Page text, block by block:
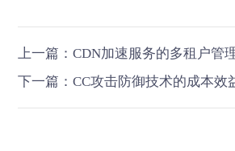
上一篇：CDN加速服务的多租户管
下一篇：CC攻击防御技术的成本效